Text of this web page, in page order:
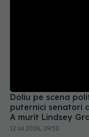
A murit Lindsey
12 iul 2026, 09:50